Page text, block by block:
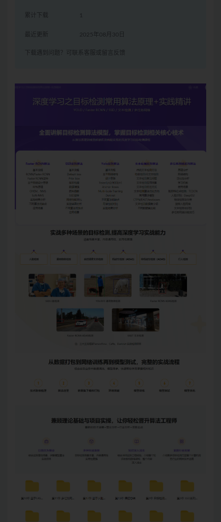
累计下载 1
最近更新 2025年08月30日
下载遇到问题？可联系客服或留言反馈